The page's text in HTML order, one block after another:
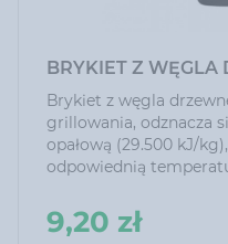
BRYKIET Z WĘGLA
Brykiet z węgla
grillowania, odznacza
opałową (29.500 kJ/
odpowiednią
9,20 zł